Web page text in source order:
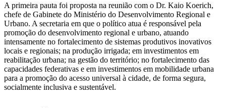
A primeira pauta foi proposta na reunião com o Dr. Kaio Koerich,
chefe de Gabinete do Ministério do Desenvolvimento Regional e
Urbano. A secretaria em que o político atua é responsável pela
promoção do desenvolvimento regional e urbano, atuando
intensamente no fortalecimento de sistemas produtivos inovativos
locais e regionais; na produção irrigada; em investimentos em
reabilitação urbana; na gestão do território; no fortalecimento das
capacidades federativas e em investimentos em mobilidade urbana
para a promoção do acesso universal à cidade, de forma segura,
socialmente inclusiva e sustentável.